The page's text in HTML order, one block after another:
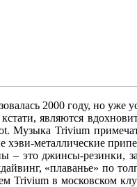
2000 году, но уже
являются
Trivium
хэви-металлические
– это джинсы-резинки,
«плаванье» по
Trivium в московском